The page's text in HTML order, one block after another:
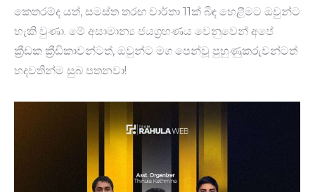
කෙතරම්ද යත්, සමස්ත තරඟ වාර්තා 11ක් බිඳ හෙළීමට ඔවුන්ට
හැකි වුණා. මේ අසාමාන්‍ය ජයග්‍රහණය වෙනුවෙන් අපේ
ක්‍රීඩක ක්‍රීඩිකාවන්ටත්, ඔවුන්ට මග පෙන්වූ පුහුණුකරුවන්ටත්
හදවතින්ම සුබ පතනවා!